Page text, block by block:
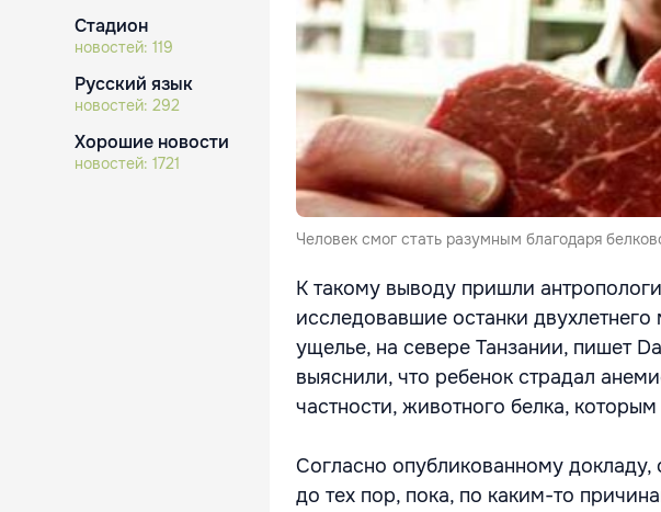
Стадион
новостей: 119
Русский язык
новостей: 292
Хорошие новости
новостей: 1721
Человек смог стать разумным благодаря
К такому выводу пришли
исследовавшие останки
ущелье, на севере Танзании, пишет
выяснили, что ребенок страдал
частности, животного белка,
Согласно опубликованному
до тех пор, пока, по каким-то